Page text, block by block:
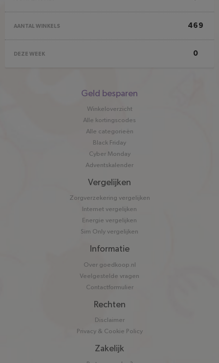
AANTAL WINKELS 469
DEZE WEEK 0
Geld besparen
Winkeloverzicht
Alle kortingscodes
Alle categorieën
Black Friday
Cyber Monday
Adventskalender
Vergelijken
Zorgverzekering vergelijken
Internet vergelijken
Energie vergelijken
Sim Only vergelijken
Informatie
Over goedkoop.nl
Veelgestelde vragen
Contactformulier
Rechten
Disclaimer
Privacy & Cookie Policy
Zakelijk